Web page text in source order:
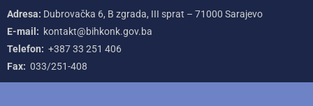
Adresa: Dubrovačka 6, B zgrada, III sprat – 71000‌ Sarajevo
E-mail: kontakt@bihkonk.gov.ba
Telefon: +387‌ 33‌ 251‌ 406
Fax: 033/251-408